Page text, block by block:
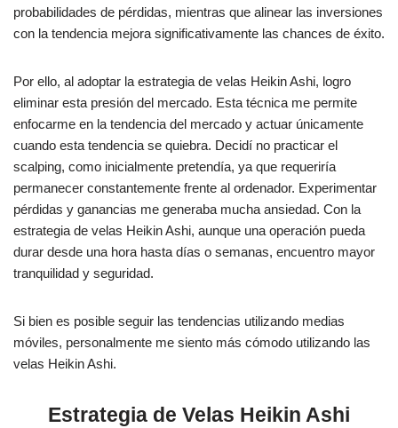
probabilidades de pérdidas, mientras que alinear las inversiones
con la tendencia mejora significativamente las chances de éxito.
Por ello, al adoptar la estrategia de velas Heikin Ashi, logro
eliminar esta presión del mercado. Esta técnica me permite
enfocarme en la tendencia del mercado y actuar únicamente
cuando esta tendencia se quiebra. Decidí no practicar el
scalping, como inicialmente pretendía, ya que requeriría
permanecer constantemente frente al ordenador. Experimentar
pérdidas y ganancias me generaba mucha ansiedad. Con la
estrategia de velas Heikin Ashi, aunque una operación pueda
durar desde una hora hasta días o semanas, encuentro mayor
tranquilidad y seguridad.
Si bien es posible seguir las tendencias utilizando medias
móviles, personalmente me siento más cómodo utilizando las
velas Heikin Ashi.
Estrategia de Velas Heikin Ashi